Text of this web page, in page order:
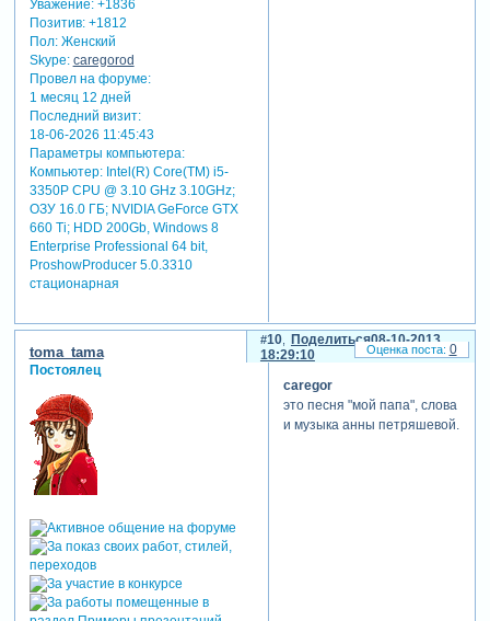
Уважение: +1836
Позитив: +1812
Пол:Женский
Skype: caregorod
Провел на форуме:
1 месяц 12 дней
Последний визит:
18-06-2026 11:45:43
Параметры компьютера:
Компьютер: Intel(R) Core(TM) i5-
3350P CPU @ 3.10 GHz 3.10GHz;
ОЗУ 16.0 ГБ; NVIDIA GeForce GTX
660 Ti; HDD 200Gb, Windows 8
Enterprise Professional 64 bit,
ProshowProducer 5.0.3310
стационарная
Поделиться
10
08-10-2013
18:29:10
toma_tama
Постоялец
caregor
это песня "мой папа", слова
и музыка анны петряшевой.
0